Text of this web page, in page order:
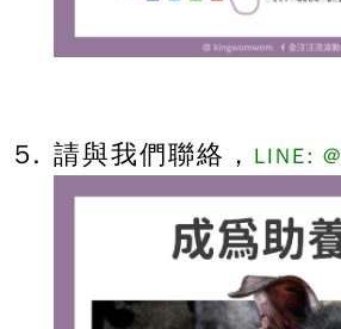
請與我們聯絡， LINE: @